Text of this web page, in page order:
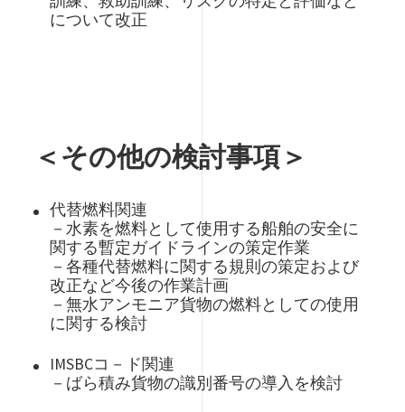
について改正
＜その他の検討事項＞
代替燃料関連
－水素を燃料として使用する船舶の安全に
関する暫定ガイドラインの策定作業
－各種代替燃料に関する規則の策定および
改正など今後の作業計画
－無水アンモニア貨物の燃料としての使用
に関する検討
IMSBCコ－ド関連
－ばら積み貨物の識別番号の導入を検討